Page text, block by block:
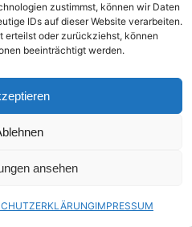
zustimmst, können wir Daten
IDs auf dieser Website verarbeiten.
erteilst oder zurückziehst, können
beeinträchtigt werden.
ansehen
IMPRESSUM
PRÜEFUNG